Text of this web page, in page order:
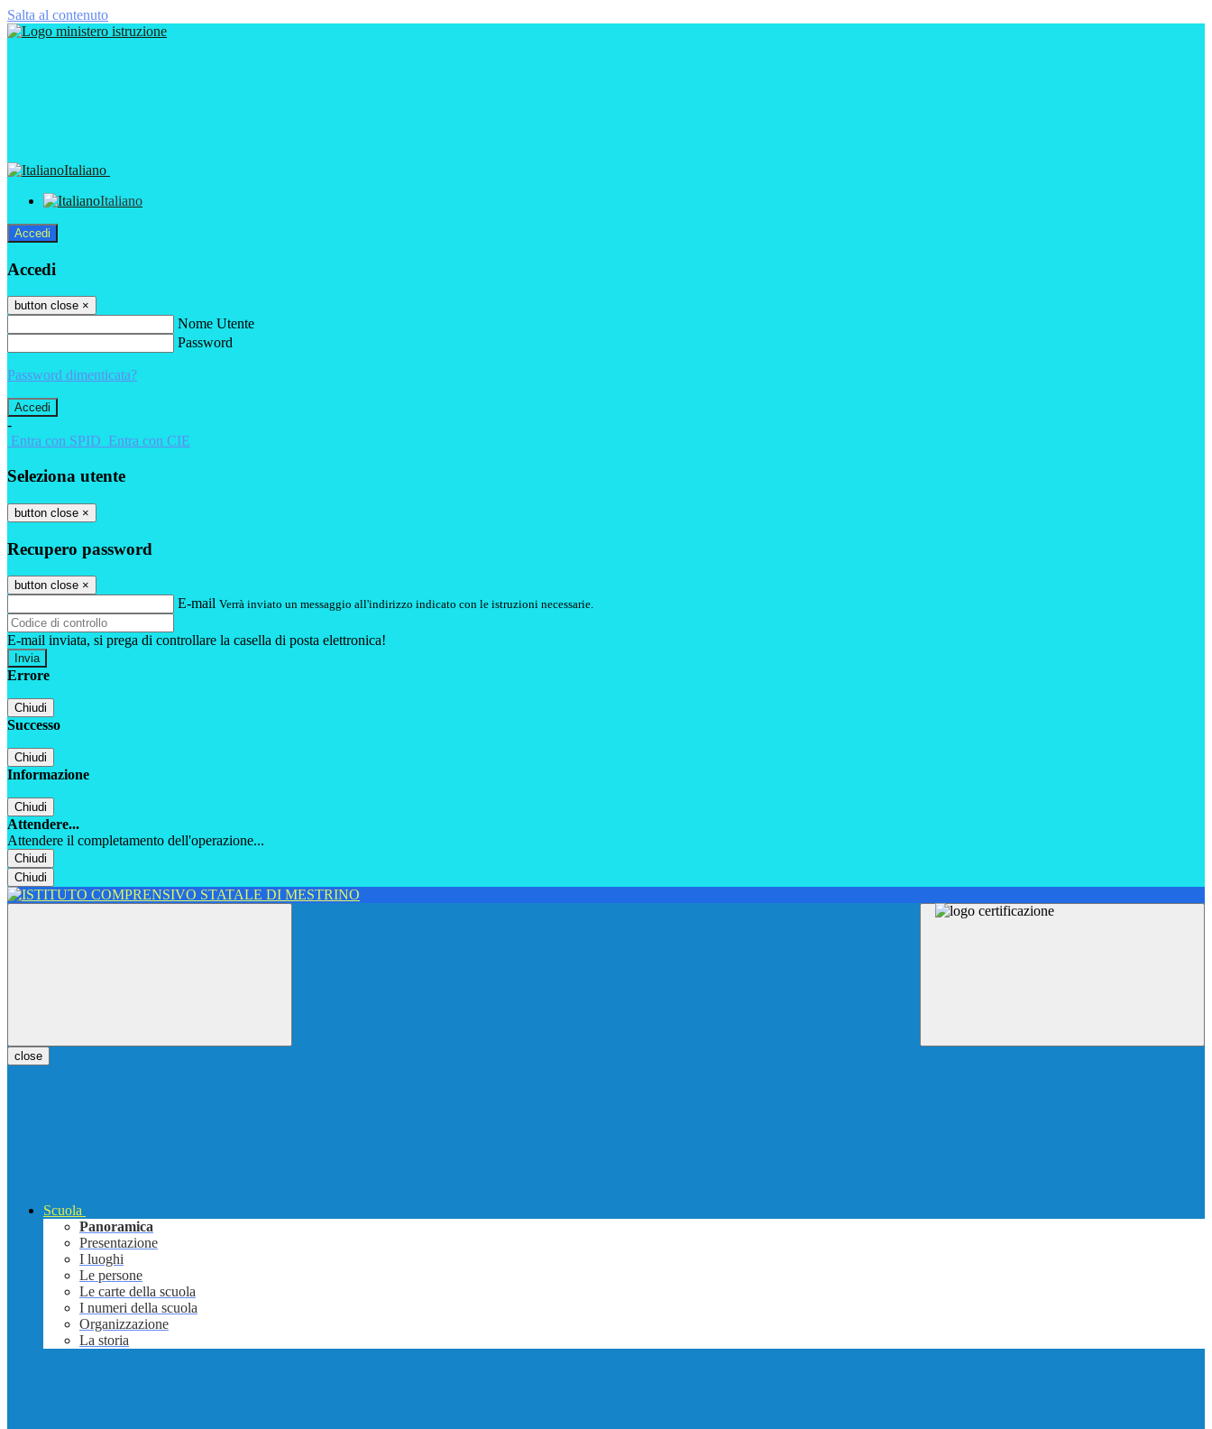
Salta al contenuto
Italiano
Italiano
Accedi
Accedi
button close ×
Nome Utente
Password
Password dimenticata?
-
Entra con SPID Entra con CIE
Seleziona utente
button close ×
Recupero password
button close ×
E-mail Verrà inviato un messaggio all'indirizzo indicato con le istruzioni necessarie.
E-mail inviata, si prega di controllare la casella di posta elettronica!
Errore
Chiudi
Successo
Chiudi
Informazione
Chiudi
Attendere...
Attendere il completamento dell'operazione...
Chiudi
Chiudi
close
Scuola
Panoramica
Presentazione
I luoghi
Le persone
Le carte della scuola
I numeri della scuola
Organizzazione
La storia